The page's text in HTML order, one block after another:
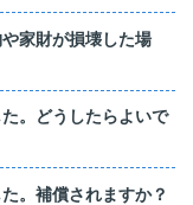
家財が損壊した場
。どうしたらよいで
。補償されますか？